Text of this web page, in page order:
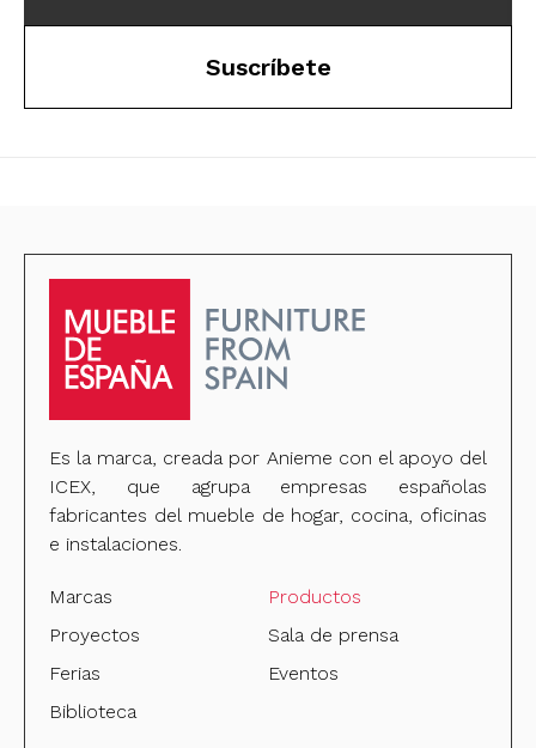
Suscríbete
Es la marca, creada por Anieme con el apoyo del
ICEX, que agrupa empresas españolas
fabricantes del mueble de hogar, cocina, oficinas
e instalaciones.
Marcas
Productos
Proyectos
Sala de prensa
Ferias
Eventos
Biblioteca